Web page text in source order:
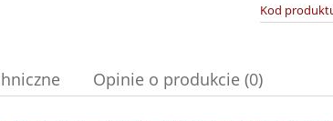
Kod
Opinie o produkcie (0)